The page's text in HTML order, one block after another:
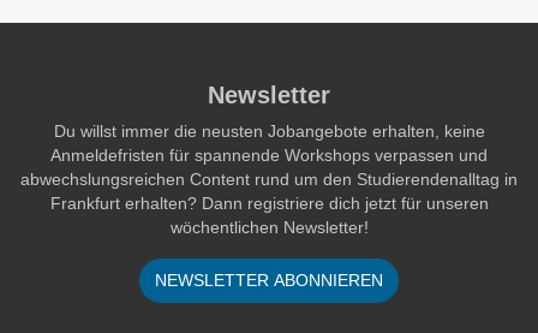
Newsletter
Du willst immer die neusten Jobangebote erhalten, keine
Anmeldefristen für spannende Workshops verpassen und
abwechslungsreichen Content rund um den Studierendenalltag in
Frankfurt erhalten? Dann registriere dich jetzt für unseren
wöchentlichen Newsletter!
NEWSLETTER ABONNIEREN